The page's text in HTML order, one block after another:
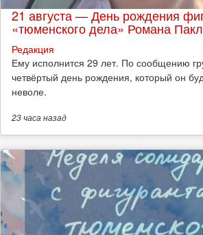
21 августа — День рождения
«тюменского дела» Романа
Редакция
Ему исполнится 29 лет. По сообщению
четвёртый день рождения, который он
неволе.
23 часаназад